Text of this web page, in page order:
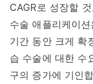
CAGR로 성장할
수술 애플리케이
기간 동안 크게 확
습 수술에 대한 수
구의 증가에 기인